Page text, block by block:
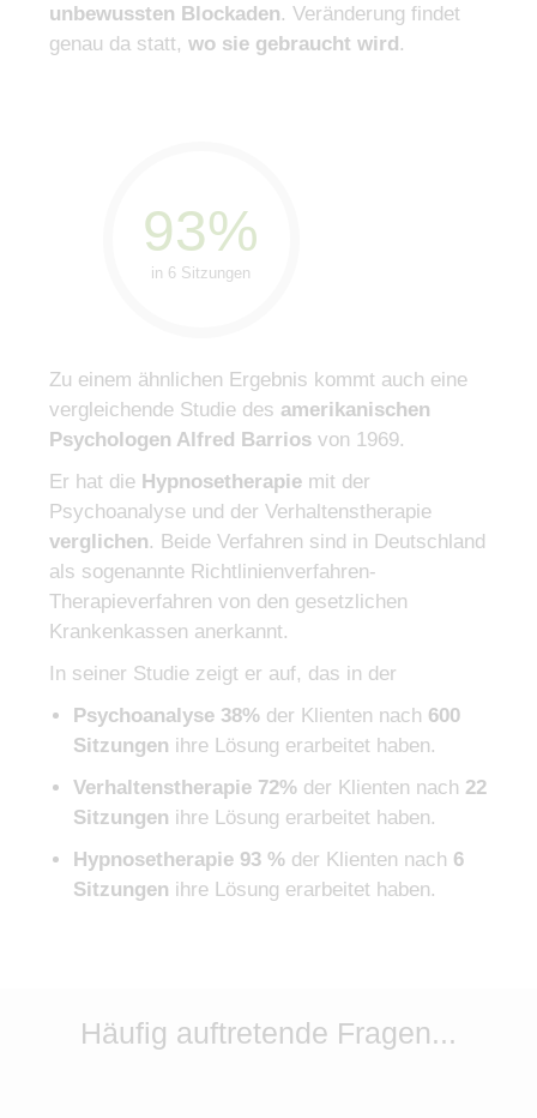
unbewussten Blockaden. Veränderung findet
genau da statt, wo sie gebraucht wird.
93%
in 6 Sitzungen
Zu einem ähnlichen Ergebnis kommt auch eine
vergleichende Studie des amerikanischen
Psychologen Alfred Barrios von 1969.
Er hat die Hypnosetherapie mit der
Psychoanalyse und der Verhaltenstherapie
verglichen. Beide Verfahren sind in Deutschland
als sogenannte Richtlinienverfahren-
Therapieverfahren von den gesetzlichen
Krankenkassen anerkannt.
In seiner Studie zeigt er auf, das in der
Psychoanalyse 38% der Klienten nach 600
Sitzungen ihre Lösung erarbeitet haben.
Verhaltenstherapie 72% der Klienten nach 22
Sitzungen ihre Lösung erarbeitet haben.
Hypnosetherapie 93 % der Klienten nach 6
Sitzungen ihre Lösung erarbeitet haben.
Häufig auftretende Fragen...